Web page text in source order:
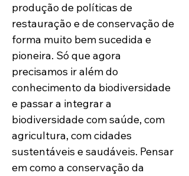
produção de políticas de
restauração e de conservação de
forma muito bem sucedida e
pioneira. Só que agora
precisamos ir além do
conhecimento da biodiversidade
e passar a integrar a
biodiversidade com saúde, com
agricultura, com cidades
sustentáveis e saudáveis. Pensar
em como a conservação da